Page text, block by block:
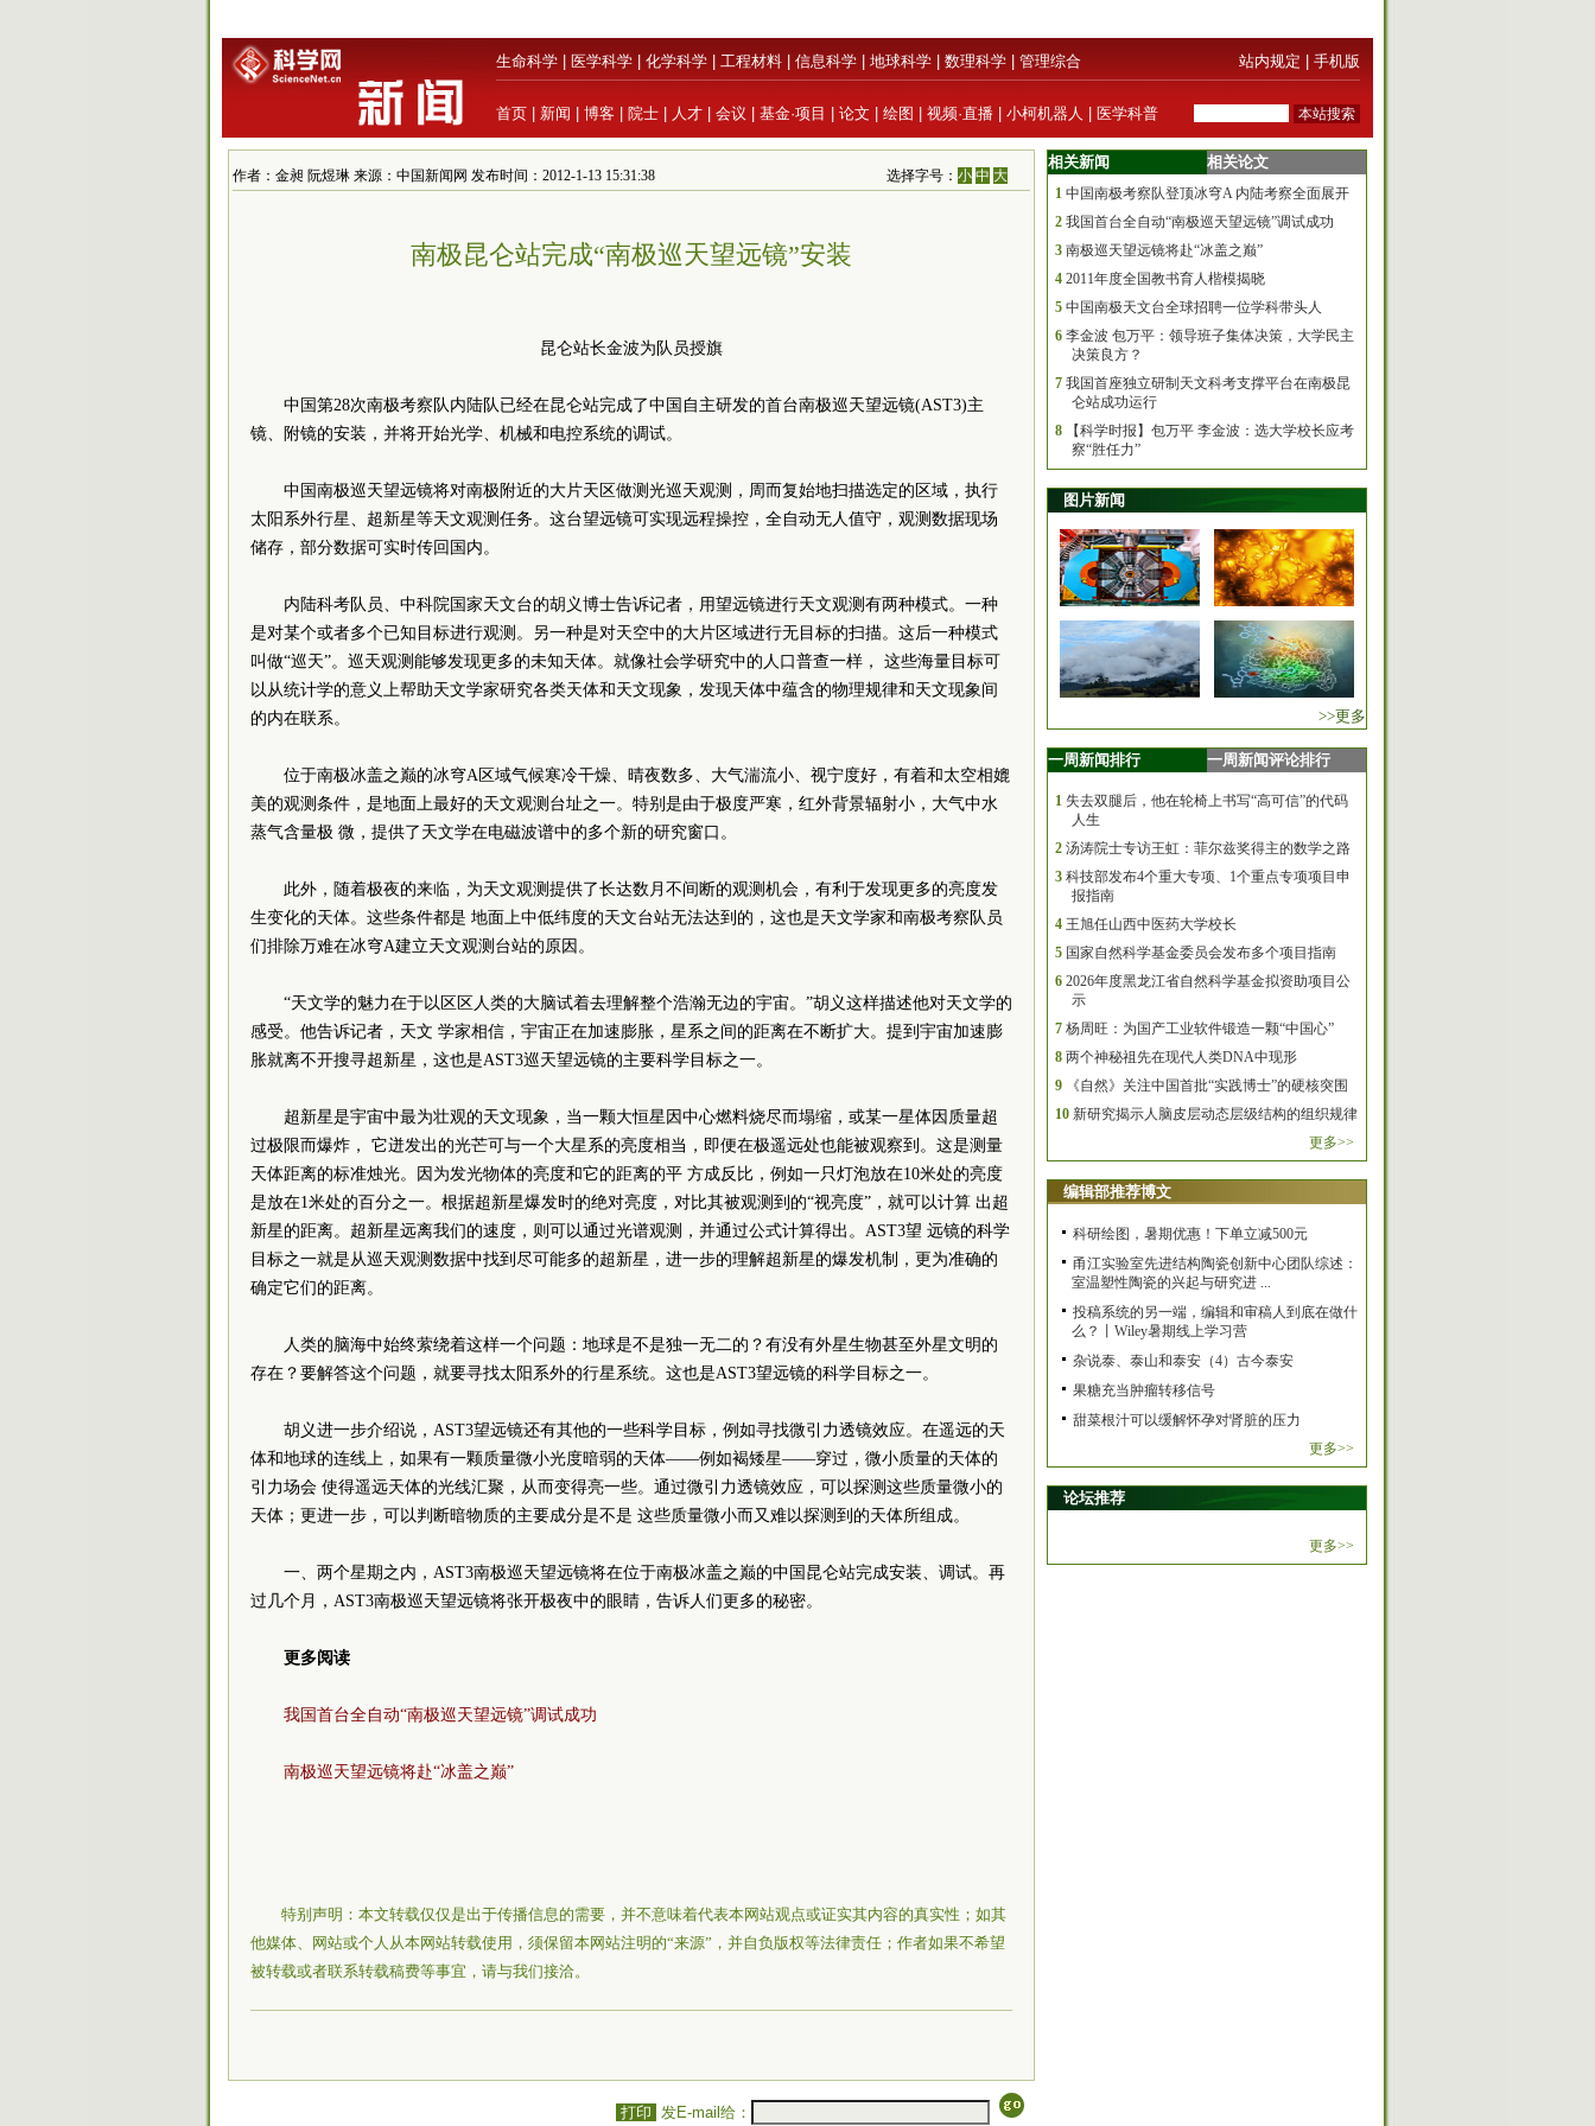
生命科学 医学科学 化学科学 工程材料 信息科学 地球科学 数理科学 管理综合 站内规定 手机版
首页 新闻 博客 院士 人才 会议 基金·项目 论文 绘图 视频·直播 小柯机器人 医学科普
作者：金昶 阮煜琳 来源：中国新闻网 发布时间：2012-1-13 15:31:38 选择字号：小 中 大
南极昆仑站完成“南极巡天望远镜”安装
昆仑站长金波为队员授旗
中国第28次南极考察队内陆队已经在昆仑站完成了中国自主研发的首台南极巡天望远镜(AST3)主
镜、附镜的安装，并将开始光学、机械和电控系统的调试。
中国南极巡天望远镜将对南极附近的大片天区做测光巡天观测，周而复始地扫描选定的区域，执行
太阳系外行星、超新星等天文观测任务。这台望远镜可实现远程操控，全自动无人值守，观测数据现场
储存，部分数据可实时传回国内。
内陆科考队员、中科院国家天文台的胡义博士告诉记者，用望远镜进行天文观测有两种模式。一种
是对某个或者多个已知目标进行观测。另一种是对天空中的大片区域进行无目标的扫描。这后一种模式
叫做“巡天”。巡天观测能够发现更多的未知天体。就像社会学研究中的人口普查一样， 这些海量目标可
以从统计学的意义上帮助天文学家研究各类天体和天文现象，发现天体中蕴含的物理规律和天文现象间
的内在联系。
位于南极冰盖之巅的冰穹A区域气候寒冷干燥、晴夜数多、大气湍流小、视宁度好，有着和太空相媲
美的观测条件，是地面上最好的天文观测台址之一。特别是由于极度严寒，红外背景辐射小，大气中水
蒸气含量极 微，提供了天文学在电磁波谱中的多个新的研究窗口。
此外，随着极夜的来临，为天文观测提供了长达数月不间断的观测机会，有利于发现更多的亮度发
生变化的天体。这些条件都是 地面上中低纬度的天文台站无法达到的，这也是天文学家和南极考察队员
们排除万难在冰穹A建立天文观测台站的原因。
“天文学的魅力在于以区区人类的大脑试着去理解整个浩瀚无边的宇宙。”胡义这样描述他对天文学的
感受。他告诉记者，天文 学家相信，宇宙正在加速膨胀，星系之间的距离在不断扩大。提到宇宙加速膨
胀就离不开搜寻超新星，这也是AST3巡天望远镜的主要科学目标之一。
超新星是宇宙中最为壮观的天文现象，当一颗大恒星因中心燃料烧尽而塌缩，或某一星体因质量超
过极限而爆炸， 它迸发出的光芒可与一个大星系的亮度相当，即便在极遥远处也能被观察到。这是测量
天体距离的标准烛光。因为发光物体的亮度和它的距离的平 方成反比，例如一只灯泡放在10米处的亮度
是放在1米处的百分之一。根据超新星爆发时的绝对亮度，对比其被观测到的“视亮度”，就可以计算 出超
新星的距离。超新星远离我们的速度，则可以通过光谱观测，并通过公式计算得出。AST3望 远镜的科学
目标之一就是从巡天观测数据中找到尽可能多的超新星，进一步的理解超新星的爆发机制，更为准确的
确定它们的距离。
人类的脑海中始终萦绕着这样一个问题：地球是不是独一无二的？有没有外星生物甚至外星文明的
存在？要解答这个问题，就要寻找太阳系外的行星系统。这也是AST3望远镜的科学目标之一。
胡义进一步介绍说，AST3望远镜还有其他的一些科学目标，例如寻找微引力透镜效应。在遥远的天
体和地球的连线上，如果有一颗质量微小光度暗弱的天体——例如褐矮星——穿过，微小质量的天体的
引力场会 使得遥远天体的光线汇聚，从而变得亮一些。通过微引力透镜效应，可以探测这些质量微小的
天体；更进一步，可以判断暗物质的主要成分是不是 这些质量微小而又难以探测到的天体所组成。
一、两个星期之内，AST3南极巡天望远镜将在位于南极冰盖之巅的中国昆仑站完成安装、调试。再
过几个月，AST3南极巡天望远镜将张开极夜中的眼睛，告诉人们更多的秘密。
更多阅读
我国首台全自动“南极巡天望远镜”调试成功
南极巡天望远镜将赴“冰盖之巅”
特别声明：本文转载仅仅是出于传播信息的需要，并不意味着代表本网站观点或证实其内容的真实性；如其
他媒体、网站或个人从本网站转载使用，须保留本网站注明的“来源”，并自负版权等法律责任；作者如果不希望
被转载或者联系转载稿费等事宜，请与我们接洽。
打印 发E-mail给：
相关新闻 相关论文
1 中国南极考察队登顶冰穹A 内陆考察全面展开
2 我国首台全自动“南极巡天望远镜”调试成功
3 南极巡天望远镜将赴“冰盖之巅”
4 2011年度全国教书育人楷模揭晓
5 中国南极天文台全球招聘一位学科带头人
6 李金波 包万平：领导班子集体决策，大学民主
决策良方？
7 我国首座独立研制天文科考支撑平台在南极昆
仑站成功运行
8
【科学时报】包万平 李金波：选大学校长应考
察“胜任力”
图片新闻
>>更多
一周新闻排行 一周新闻评论排行
1 失去双腿后，他在轮椅上书写“高可信”的代码
人生
2 汤涛院士专访王虹：菲尔兹奖得主的数学之路
3 科技部发布4个重大专项、1个重点专项项目申
报指南
4 王旭任山西中医药大学校长
5 国家自然科学基金委员会发布多个项目指南
6 2026年度黑龙江省自然科学基金拟资助项目公
示
7 杨周旺：为国产工业软件锻造一颗“中国心”
8 两个神秘祖先在现代人类DNA中现形
9
《自然》关注中国首批“实践博士”的硬核突围
10 新研究揭示人脑皮层动态层级结构的组织规律
更多>>
编辑部推荐博文
科研绘图，暑期优惠！下单立减500元
甬江实验室先进结构陶瓷创新中心团队综述：
室温塑性陶瓷的兴起与研究进 ...
投稿系统的另一端，编辑和审稿人到底在做什
么？丨Wiley暑期线上学习营
杂说泰、泰山和泰安（4）古今泰安
果糖充当肿瘤转移信号
甜菜根汁可以缓解怀孕对肾脏的压力
更多>>
论坛推荐
更多>>